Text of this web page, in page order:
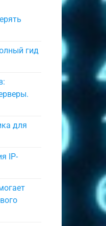
гид
для
IP-